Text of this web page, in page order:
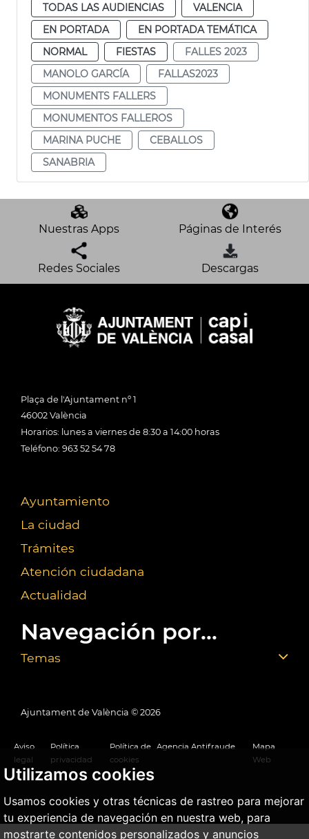
Utilizamos cookies
Usamos cookies y otras técnicas de rastreo para mejorar
tu experiencia de navegación en nuestra web, para
mostrarte contenidos personalizados y anuncios
TODAS LAS AUDIENCIAS
VALENCIA
EN PORTADA
EN PORTADA TEMÁTICA
NORMAL
FIESTAS
FALLES 2023
MANOLO GARCÍA
FALLAS2023
MONUMENTS FALLERS
MONUMENTOS FALLEROS
MARINA PUCHE
CEBALLOS
SANABRIA
Nuestras Apps Páginas de Interés
Redes Sociales Descargas
Plaça de l'Ajuntament nº 1
46002 València
Horarios: lunes a viernes de 8:30 a 14:00 horas
Teléfono: 963 52 54 78
Ayuntamiento
La ciudad
Trámites
Atención ciudadana
Actualidad
Navegación por...
Temas
Ajuntament de València © 2026
Aviso
legal
Política
privacidad
Política de
cookies
Agencia Antifraude
Mapa
Web